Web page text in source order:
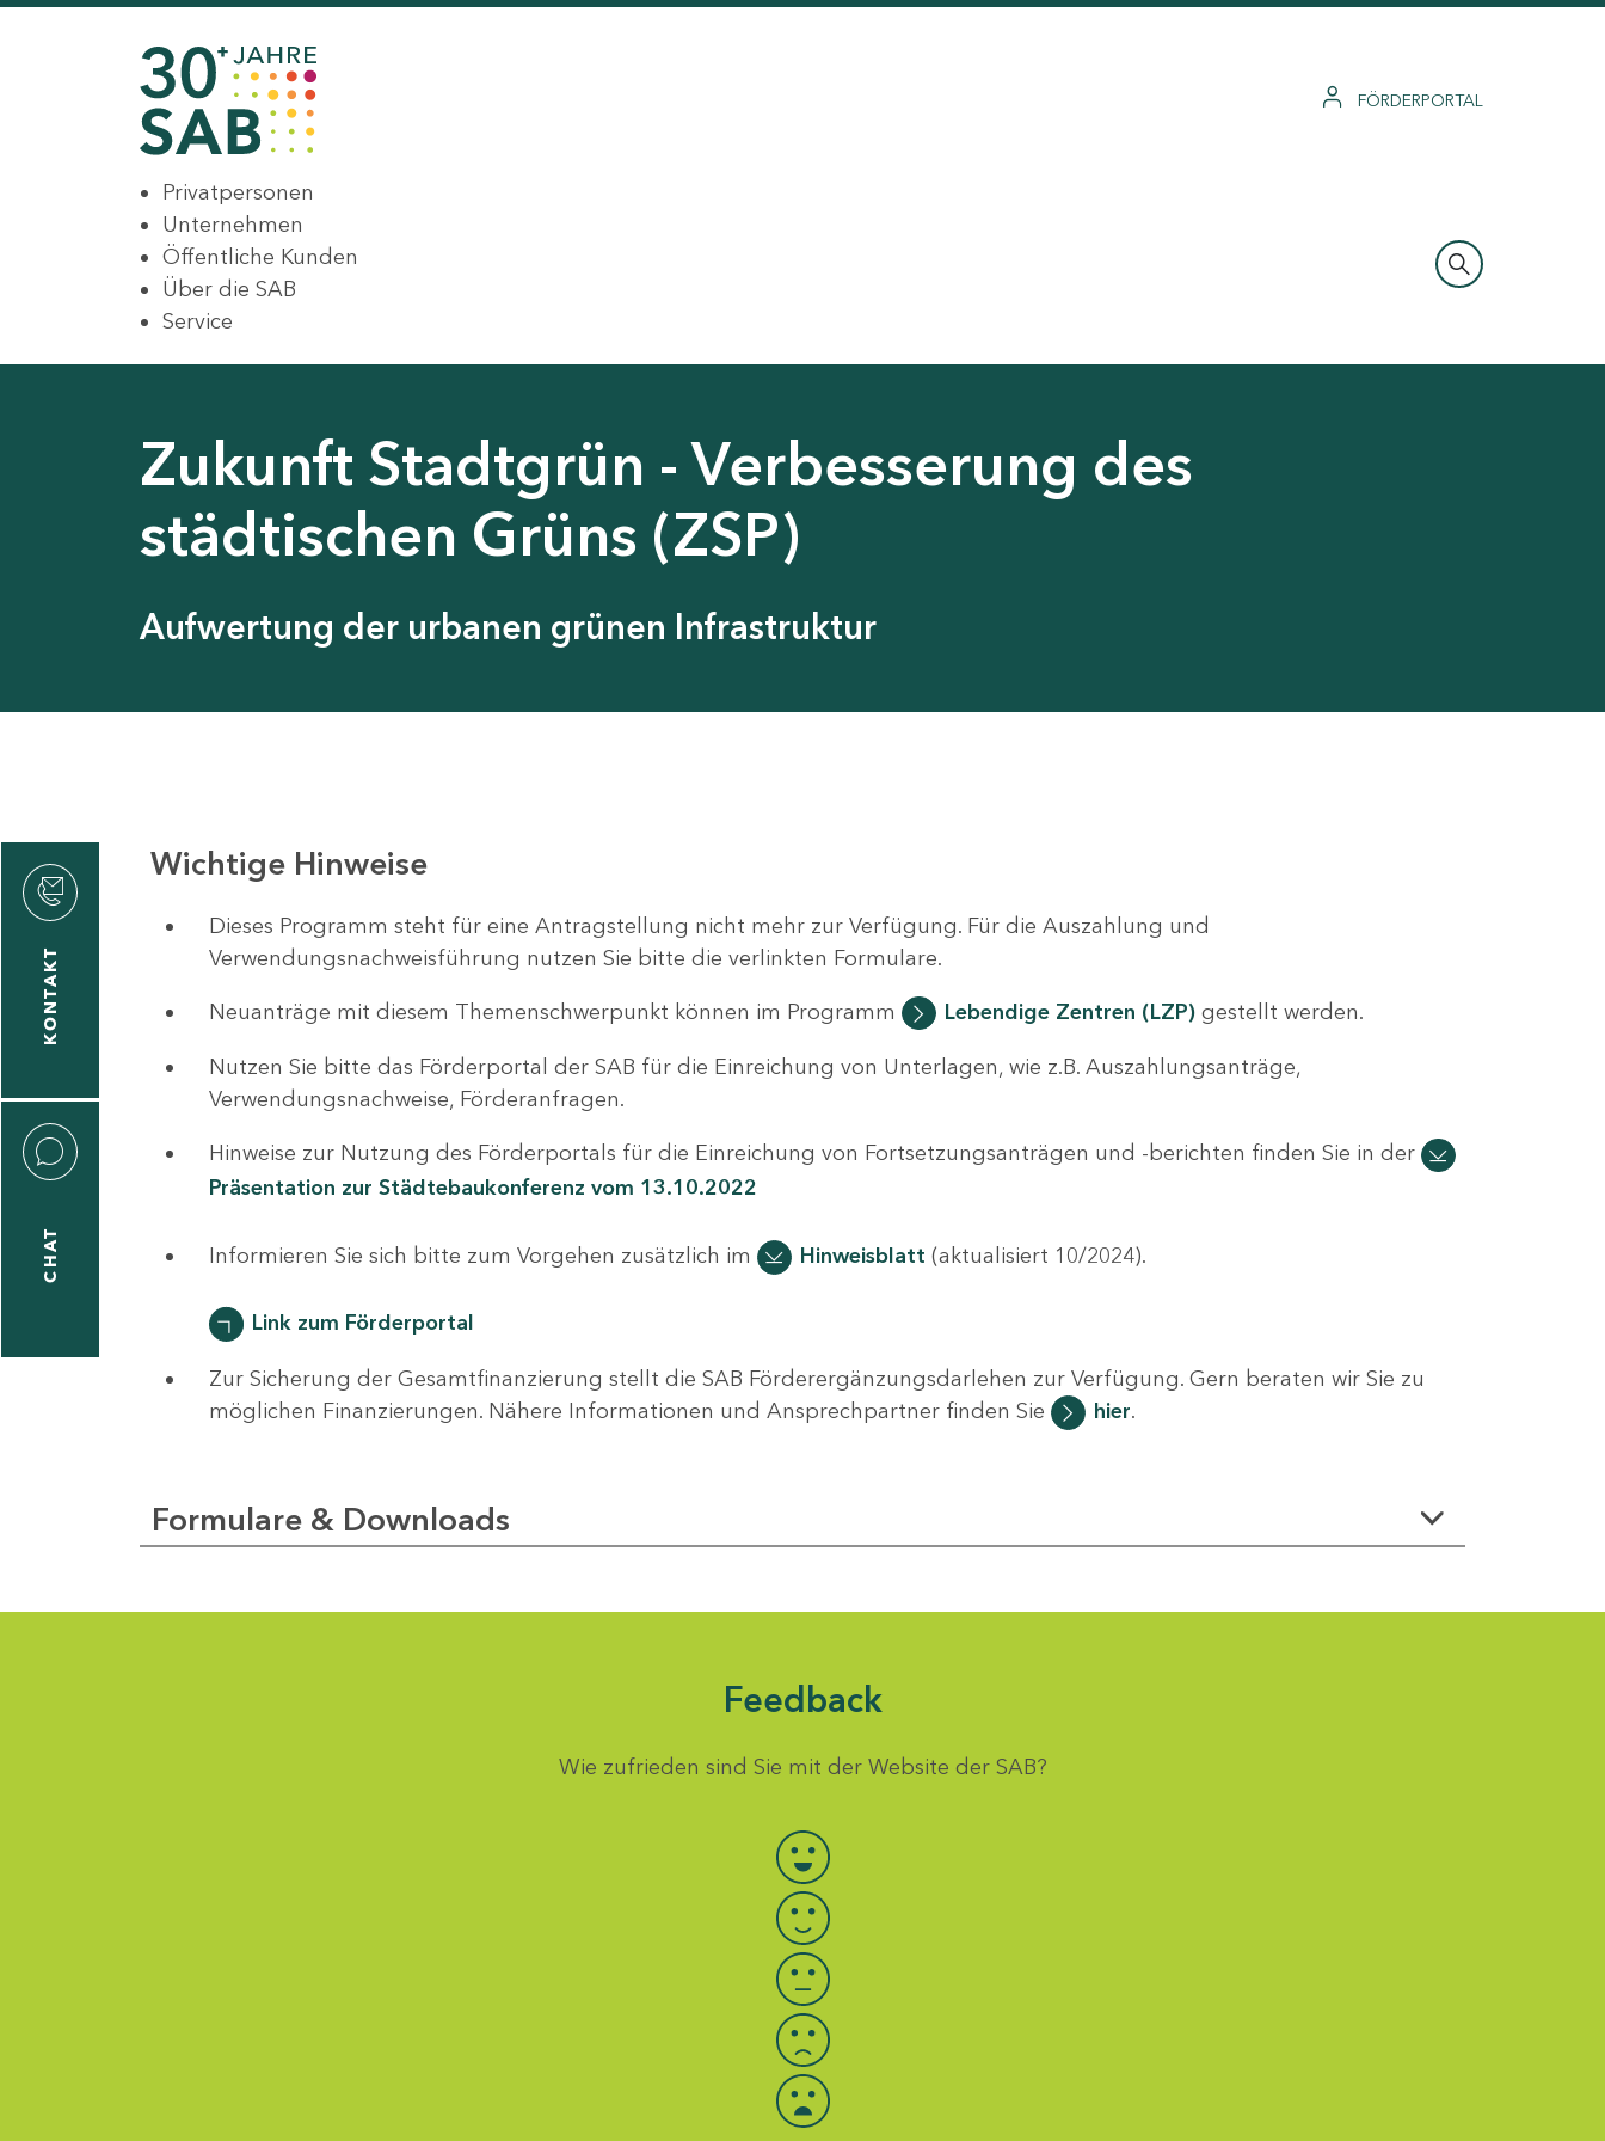
FÖRDERPORTAL
Privatpersonen
Unternehmen
Öffentliche Kunden
Über die SAB
Service
Zukunft Stadtgrün - Verbesserung des
städtischen Grüns (ZSP)
Aufwertung der urbanen grünen Infrastruktur
KONTAKT
CHAT
Wichtige Hinweise
Dieses Programm steht für eine Antragstellung nicht mehr zur Verfügung. Für die Auszahlung und
Verwendungsnachweisführung nutzen Sie bitte die verlinkten Formulare.
Neuanträge mit diesem Themenschwerpunkt können im Programm Lebendige Zentren (LZP)gestellt werden.
Nutzen Sie bitte das Förderportal der SAB für die Einreichung von Unterlagen, wie z.B. Auszahlungsanträge,
Verwendungsnachweise, Förderanfragen.
Hinweise zur Nutzung des Förderportals für die Einreichung von Fortsetzungsanträgen und -berichten finden Sie in der
Präsentation zur Städtebaukonferenz vom 13.10.2022
Informieren Sie sich bitte zum Vorgehen zusätzlich im Hinweisblatt (aktualisiert 10/2024).
Link zum Förderportal
Zur Sicherung der Gesamtfinanzierung stellt die SAB Förderergänzungsdarlehen zur Verfügung. Gern beraten wir Sie zu
möglichen Finanzierungen. Nähere Informationen und Ansprechpartner finden Sie
hier.
Formulare & Downloads
Feedback
Wie zufrieden sind Sie mit der Website der SAB?
Bewertung auswählen